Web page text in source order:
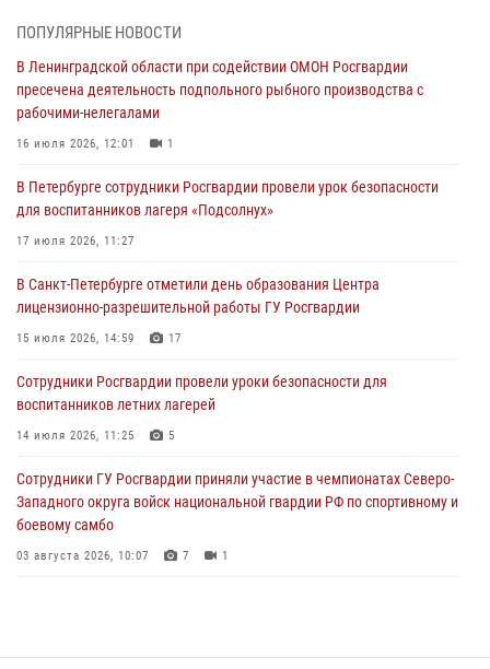
06 августа 2026, 13:39 1
В Центральном районе росгвардейцы оперативно задержали
хулигана, стрелявшего из пускового устройства рядом с жилыми
домами
06 августа 2026, 11:36
Сотрудники и военнослужащие Росгвардии обеспечили
правопорядок при проведении матча "Зенит" - "Балтика"
06 августа 2026, 07:30
В Выборгском районе наряд Росгвардии обнаружил
разыскиваемый преступный автотранспорт
05 августа 2026, 12:25 2
Петербургские росгвардейцы обнаружили объявленный в розыск
автомобиль, ранее использовавшийся при совершении кражи в
Ленобласти
ПОПУЛЯРНЫЕ НОВОСТИ
В Ленинградской области при содействии ОМОН Росгвардии
пресечена деятельность подпольного рыбного производства с
рабочими-нелегалами
16 июля 2026, 12:01 1
В Петербурге сотрудники Росгвардии провели урок безопасности
для воспитанников лагеря «Подсолнух»
17 июля 2026, 11:27
В Санкт-Петербурге отметили день образования Центра
лицензионно-разрешительной работы ГУ Росгвардии
15 июля 2026, 14:59 17
Сотрудники Росгвардии провели уроки безопасности для
воспитанников летних лагерей
14 июля 2026, 11:25 5
Сотрудники ГУ Росгвардии приняли участие в чемпионатах Северо-
Западного округа войск национальной гвардии РФ по спортивному и
боевому самбо
03 августа 2026, 10:07 7 1